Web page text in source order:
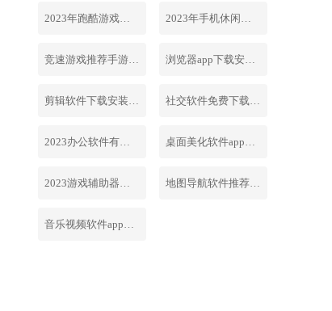
2023年跑酷游戏排行榜前十名合集 2023年手机休闲游戏排行榜前十名
竞速游戏推荐手游排行榜最新2023 浏览器app下载安装免费官网
剪辑软件下载安装免费手机版 社交软件免费下载安装大全最新
2023办公软件有哪些合集软件 桌面美化软件app下载安卓版
2023游戏辅助器软件大全免费 地图导航软件推荐下载安装手机版
音乐视频软件app下载安装免费